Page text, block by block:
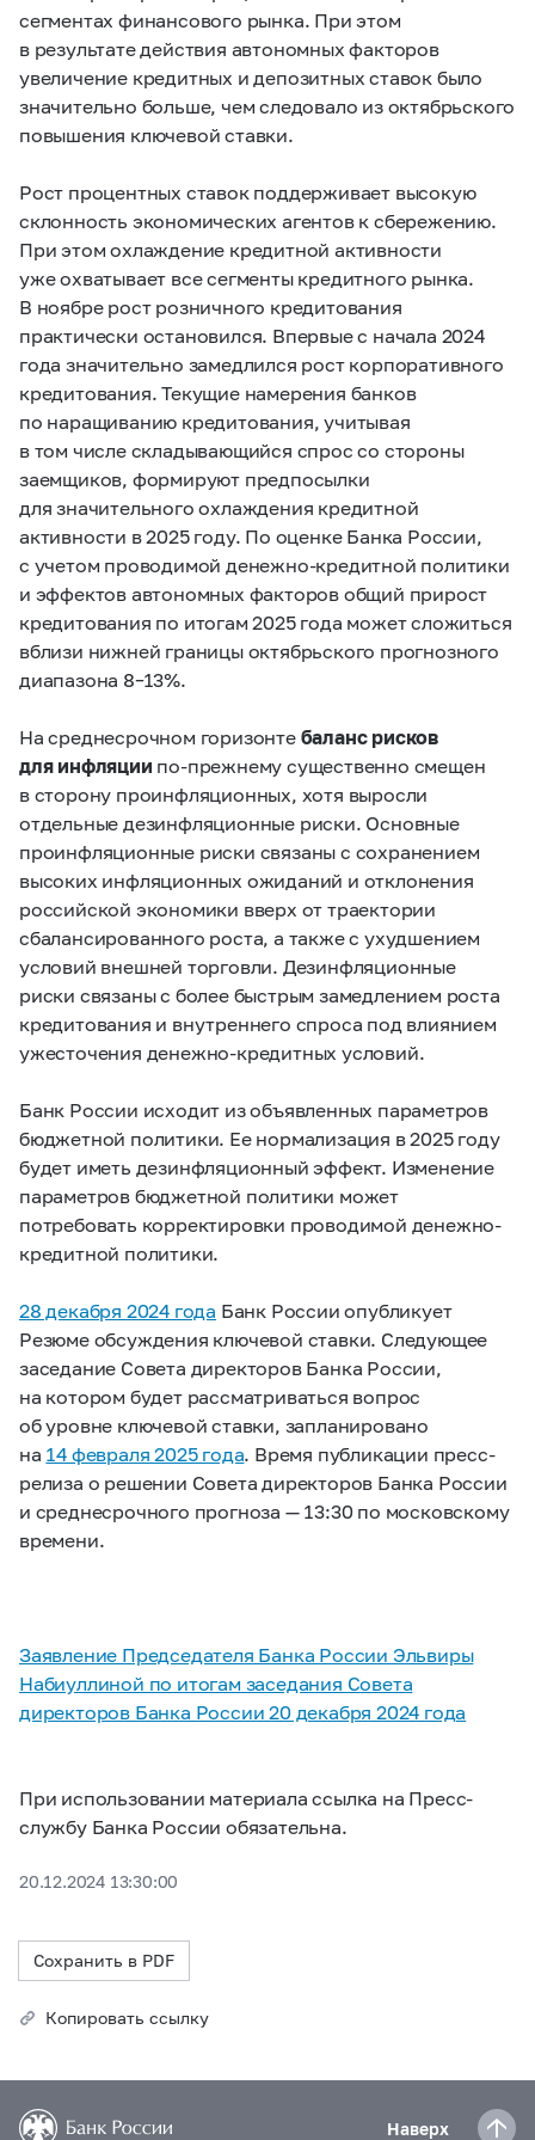
сегментах финансового рынка. При этом
в результате действия автономных факторов
увеличение кредитных и депозитных ставок было
значительно больше, чем следовало из октябрьского
повышения ключевой ставки.
Рост процентных ставок поддерживает высокую
склонность экономических агентов к сбережению.
При этом охлаждение кредитной активности
уже охватывает все сегменты кредитного рынка.
В ноябре рост розничного кредитования
практически остановился. Впервые с начала 2024
года значительно замедлился рост корпоративного
кредитования. Текущие намерения банков
по наращиванию кредитования, учитывая
в том числе складывающийся спрос со стороны
заемщиков, формируют предпосылки
для значительного охлаждения кредитной
активности в 2025 году. По оценке Банка России,
с учетом проводимой денежно-кредитной политики
и эффектов автономных факторов общий прирост
кредитования по итогам 2025 года может сложиться
вблизи нижней границы октябрьского прогнозного
диапазона 8–13%.
На среднесрочном горизонте баланс рисков
для инфляции по-прежнему существенно смещен
в сторону проинфляционных, хотя выросли
отдельные дезинфляционные риски. Основные
проинфляционные риски связаны с сохранением
высоких инфляционных ожиданий и отклонения
российской экономики вверх от траектории
сбалансированного роста, а также с ухудшением
условий внешней торговли. Дезинфляционные
риски связаны с более быстрым замедлением роста
кредитования и внутреннего спроса под влиянием
ужесточения денежно-кредитных условий.
Банк России исходит из объявленных параметров
бюджетной политики. Ее нормализация в 2025 году
будет иметь дезинфляционный эффект. Изменение
параметров бюджетной политики может
потребовать корректировки проводимой денежно-
кредитной политики.
28 декабря 2024 года Банк России опубликует
Резюме обсуждения ключевой ставки. Следующее
заседание Совета директоров Банка России,
на котором будет рассматриваться вопрос
об уровне ключевой ставки, запланировано
на 14 февраля 2025 года. Время публикации пресс-
релиза о решении Совета директоров Банка России
и среднесрочного прогноза — 13:30 по московскому
времени.
Заявление Председателя Банка России Эльвиры
Набиуллиной по итогам заседания Совета
директоров Банка России 20 декабря 2024 года
При использовании материала ссылка на Пресс-
службу Банка России обязательна.
20.12.2024 13:30:00
Сохранить в PDF
Копировать ссылку
Наверх